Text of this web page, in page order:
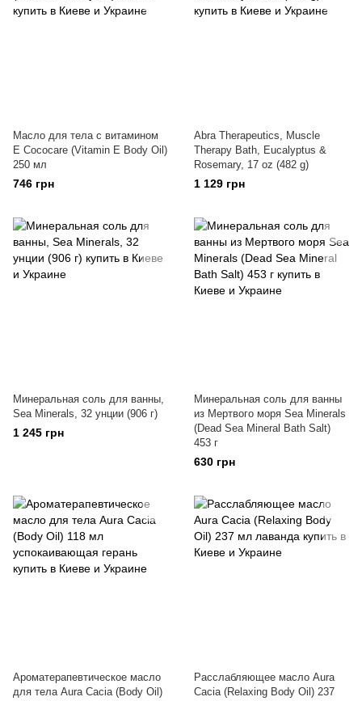
Масло для тела с витамином
Е Cococare (Vitamin E Body Oil)
250 мл
746 грн
Abra Therapeutics, Muscle
Therapy Bath, Eucalyptus &
Rosemary, 17 oz (482 g)
1 129 грн
Минеральная соль для ванны,
Sea Minerals, 32 унции (906 г)
1 245 грн
Минеральная соль для ванны
из Мертвого моря Sea Minerals
(Dead Sea Mineral Bath Salt)
453 г
630 грн
Ароматерапевтическое масло
для тела Aura Cacia (Body Oil)
Расслабляющее масло Aura
Cacia (Relaxing Body Oil) 237